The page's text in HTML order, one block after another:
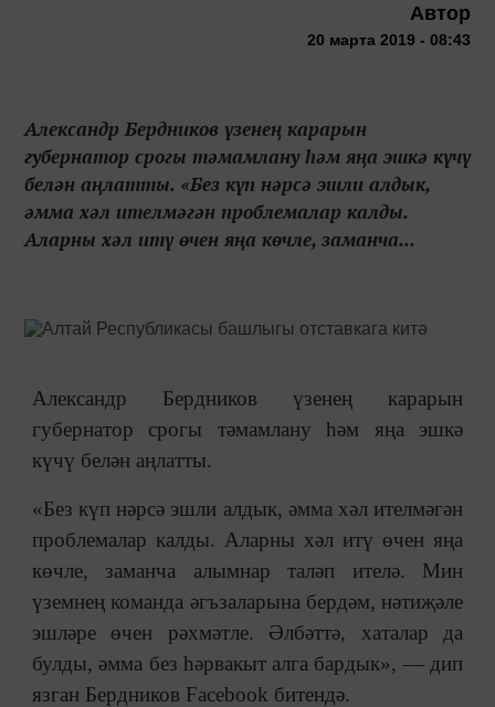
Автор
20 марта 2019 - 08:43
Александр Бердников үзенең карарын
губернатор срогы тәмамлану һәм яңа эшкә күчү
белән аңлатты. «Без күп нәрсә эшли алдык,
әмма хәл ителмәгән проблемалар калды.
Аларны хәл итү өчен яңа көчле, заманча...
Александр Бердников үзенең карарын
губернатор срогы тәмамлану һәм яңа эшкә
күчү белән аңлатты.
«Без күп нәрсә эшли алдык, әмма хәл ителмәгән
проблемалар калды. Аларны хәл итү өчен яңа
көчле, заманча алымнар таләп ителә. Мин
үземнең команда әгъзаларына бердәм, нәтиҗәле
эшләре өчен рәхмәтле. Әлбәттә, хаталар да
булды, әмма без һәрвакыт алга бардык», — дип
язган Бердников Facebook битендә.